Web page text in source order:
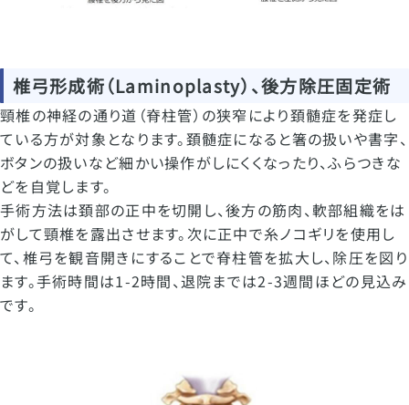
椎弓形成術（Laminoplasty）、後方除圧固定術
頸椎の神経の通り道（脊柱管）の狭窄により頚髄症を発症し
ている方が対象となります。頚髄症になると箸の扱いや書字、
ボタンの扱いなど細かい操作がしにくくなったり、ふらつきな
どを自覚します。
手術方法は頚部の正中を切開し、後方の筋肉、軟部組織をは
がして頸椎を露出させます。次に正中で糸ノコギリを使用し
て、椎弓を観音開きにすることで脊柱管を拡大し、除圧を図り
ます。手術時間は1-2時間、退院までは2-3週間ほどの見込み
です。